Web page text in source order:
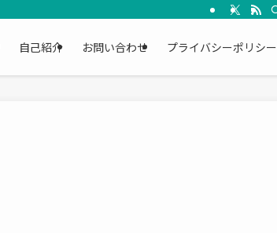
自己紹介 お問い合わせ プライバシーポリシー